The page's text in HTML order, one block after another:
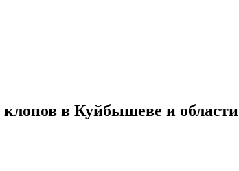
в Куйбышеве и области